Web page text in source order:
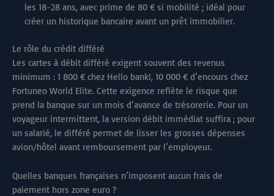
les 18-28 ans, avec prime de 80 € si mobilité ; idéal pour
créer un historique bancaire avant un prêt immobilier.
Le rôle du crédit différé
Les cartes à débit différé exigent souvent des revenus
minimum : 1 800 € chez Hello bank!, 10 000 € d’encours chez
Fortuneo World Elite. Cette exigence reflète le risque que
prend la banque sur un mois d’avance de trésorerie. Pour un
voyageur intermittent, la version débit immédiat suffira ; pour
un salarié, le différé permet de lisser les grosses dépenses
avion/hôtel avant remboursement par l’employeur.
Quelles banques françaises n’imposent aucun frais de
paiement hors zone euro ?